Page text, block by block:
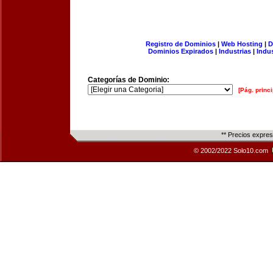
Registro de Dominios| Web Hosting |
Dominios Expirados | Industrias |
Categorías de Dominio:
[Pág.
** Precios
© 2002/2022 Solo10.com